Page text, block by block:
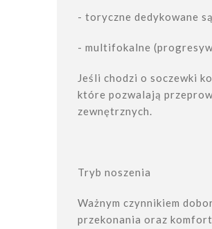
- toryczne dedykowane
- multifokalne
Jeśli chodzi o soczewki
które pozwalają
zewnętrznych.
Tryb noszenia
Ważnym czynnikiem
przekonania oraz